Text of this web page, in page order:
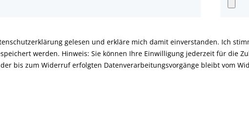
gelesen und erkläre mich damit einverstanden. Ich
werden. Hinweis: Sie können Ihre Einwilligung jederzeit für die
bis zum Widerruf erfolgten Datenverarbeitungsvorgänge bleibt vom